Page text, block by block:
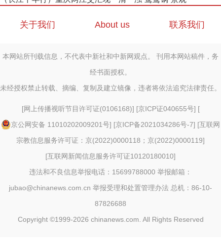
关于我们 About us 联系我们
本网站所刊载信息，不代表中新社和中新网观点。 刊用本网站稿件，务
经书面授权。
未经授权禁止转载、摘编、复制及建立镜像，违者将依法追究法律责任。
[网上传播视听节目许可证(0106168)] [京ICP证040655号] [
京公网安备 11010202009201号] [京ICP备2021034286号-7] [互联网
宗教信息服务许可证：京(2022)0000118；京(2022)0000119]
[互联网新闻信息服务许可证10120180010]
违法和不良信息举报电话：15699788000 举报邮箱：
jubao@chinanews.com.cn 举报受理和处置管理办法 总机：86-10-
87826688
Copyright ©1999-2026 chinanews.com. All Rights Reserved